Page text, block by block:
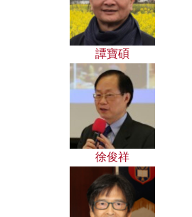
譚寶碩
徐俊祥